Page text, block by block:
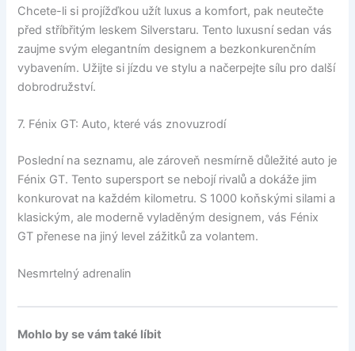
Chcete-li si projížďkou užít luxus a komfort, pak neutečte
před stříbřitým leskem Silverstaru. Tento luxusní sedan vás
zaujme svým elegantním designem a bezkonkurenčním
vybavením. Užijte si jízdu ve stylu a načerpejte sílu pro další
dobrodružství.
7. Fénix GT: Auto, které vás znovuzrodí
Poslední na seznamu, ale zároveň nesmírně důležité auto je
Fénix GT. Tento supersport se nebojí rivalů a dokáže jim
konkurovat na každém kilometru. S 1000 koňskými silami a
klasickým, ale moderně vyladěným designem, vás Fénix
GT přenese na jiný level zážitků za volantem.
Nesmrtelný adrenalin
Mohlo by se vám také líbit